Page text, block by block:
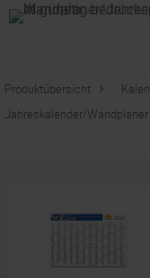
Produktübersicht
Jahreskalender/Wandplaner